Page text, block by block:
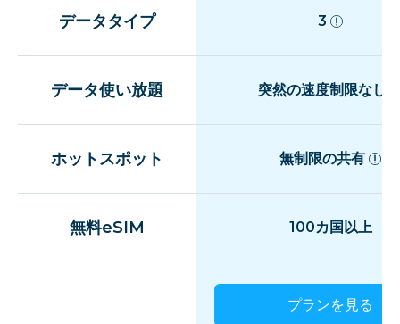
データタイプ 3
データ使い放題 突然の速度制限なし
ホットスポット 無制限の共有
無料eSIM 100カ国以上
プランを見る